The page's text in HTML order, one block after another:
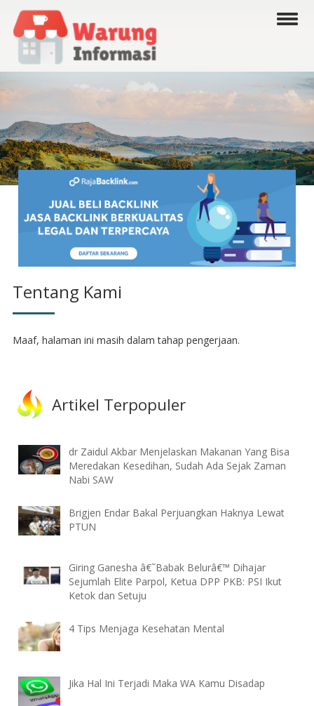
Tentang Kami
Maaf, halaman ini masih dalam tahap pengerjaan.
Artikel Terpopuler
dr Zaidul Akbar Menjelaskan Makanan Yang Bisa
Meredakan Kesedihan, Sudah Ada Sejak Zaman
Nabi SAW
Brigjen Endar Bakal Perjuangkan Haknya Lewat
PTUN
Giring Ganesha â€˜Babak Belurâ€™ Dihajar
Sejumlah Elite Parpol, Ketua DPP PKB: PSI Ikut
Ketok dan Setuju
4 Tips Menjaga Kesehatan Mental
Jika Hal Ini Terjadi Maka WA Kamu Disadap